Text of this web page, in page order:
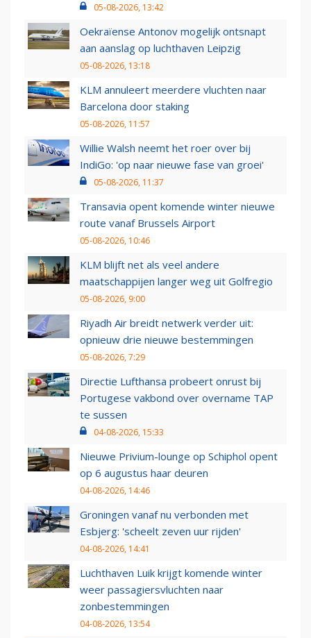
05-08-2026, 13:42
Oekraïense Antonov mogelijk ontsnapt
aan aanslag op luchthaven Leipzig
05-08-2026, 13:18
KLM annuleert meerdere vluchten naar
Barcelona door staking
05-08-2026, 11:57
Willie Walsh neemt het roer over bij
IndiGo: 'op naar nieuwe fase van groei'
05-08-2026, 11:37
Transavia opent komende winter nieuwe
route vanaf Brussels Airport
05-08-2026, 10:46
KLM blijft net als veel andere
maatschappijen langer weg uit Golfregio
05-08-2026, 9:00
Riyadh Air breidt netwerk verder uit:
opnieuw drie nieuwe bestemmingen
05-08-2026, 7:29
Directie Lufthansa probeert onrust bij
Portugese vakbond over overname TAP
te sussen
04-08-2026, 15:33
Nieuwe Privium-lounge op Schiphol opent
op 6 augustus haar deuren
04-08-2026, 14:46
Groningen vanaf nu verbonden met
Esbjerg: 'scheelt zeven uur rijden'
04-08-2026, 14:41
Luchthaven Luik krijgt komende winter
weer passagiersvluchten naar
zonbestemmingen
04-08-2026, 13:54